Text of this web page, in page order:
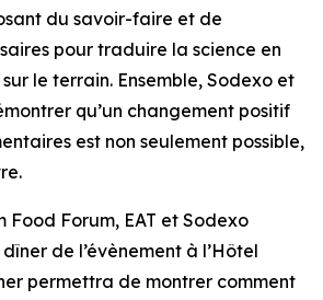
du savoir-faire et de
pour traduire la science en
le terrain. Ensemble, Sodexo et
qu’un changement positif
est non seulement possible,
Food Forum, EAT et Sodexo
de l’évènement à l’Hôtel
permettra de montrer comment